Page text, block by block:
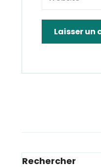
Rechercher